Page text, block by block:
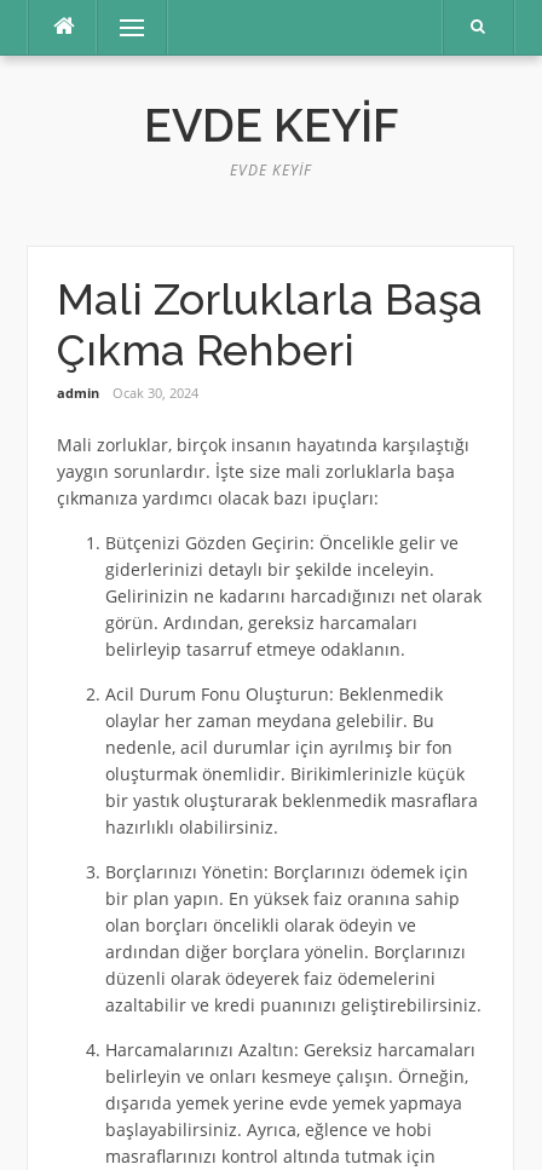
Menü
EVDE KEYIF
EVDE KEYIF
Mali Zorluklarla Başa
Çıkma Rehberi
admin Ocak 30, 2024
Mali zorluklar, birçok insanın hayatında karşılaştığı
yaygın sorunlardır. İşte size mali zorluklarla başa
çıkmanıza yardımcı olacak bazı ipuçları:
Bütçenizi Gözden Geçirin: Öncelikle gelir ve
giderlerinizi detaylı bir şekilde inceleyin.
Gelirinizin ne kadarını harcadığınızı net olarak
görün. Ardından, gereksiz harcamaları
belirleyip tasarruf etmeye odaklanın.
Acil Durum Fonu Oluşturun: Beklenmedik
olaylar her zaman meydana gelebilir. Bu
nedenle, acil durumlar için ayrılmış bir fon
oluşturmak önemlidir. Birikimlerinizle küçük
bir yastık oluşturarak beklenmedik masraflara
hazırlıklı olabilirsiniz.
Borçlarınızı Yönetin: Borçlarınızı ödemek için
bir plan yapın. En yüksek faiz oranına sahip
olan borçları öncelikli olarak ödeyin ve
ardından diğer borçlara yönelin. Borçlarınızı
düzenli olarak ödeyerek faiz ödemelerini
azaltabilir ve kredi puanınızı geliştirebilirsiniz.
Harcamalarınızı Azaltın: Gereksiz harcamaları
belirleyin ve onları kesmeye çalışın. Örneğin,
dışarıda yemek yerine evde yemek yapmaya
başlayabilirsiniz. Ayrıca, eğlence ve hobi
masraflarınızı kontrol altında tutmak için